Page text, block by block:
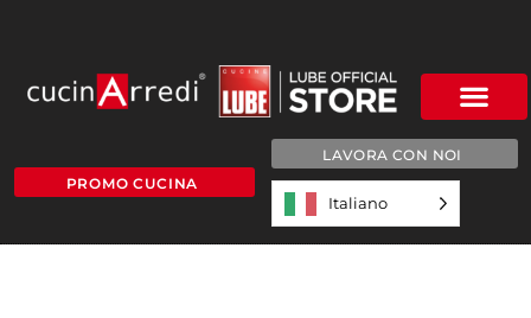
PROMO CUCINA
LAVORA CON NOI
Italiano